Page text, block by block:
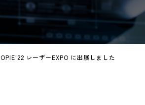
OPIE'22 レーザーEXPO に出展しました